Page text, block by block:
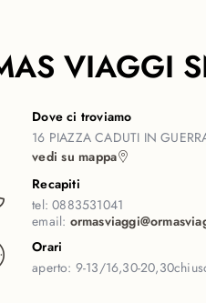
VIAGGI
Dove ci troviamo
16 PIAZZA CADUTI IN
vedi su mappa
Recapiti
tel:0883531041
email:
Orari
aperto: 9-13/16,30-20,30